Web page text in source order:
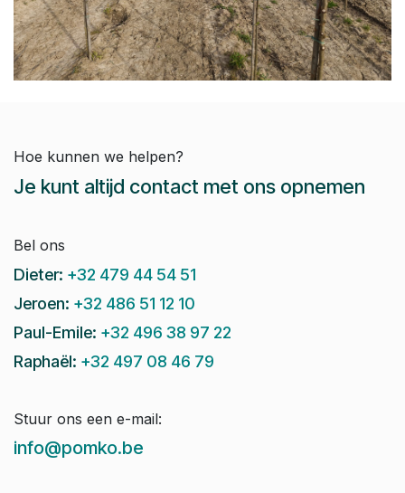
Hoe kunnen we helpen?
Je kunt altijd contact met ons opnemen
Bel ons
Dieter: +32 479 44 54 51
Jeroen: +32 486 51 12 10
Paul-Emile: +32 496 38 97 22
Raphaël: +32 497 08 46 79
Stuur ons een e-mail:
info@pomko.be